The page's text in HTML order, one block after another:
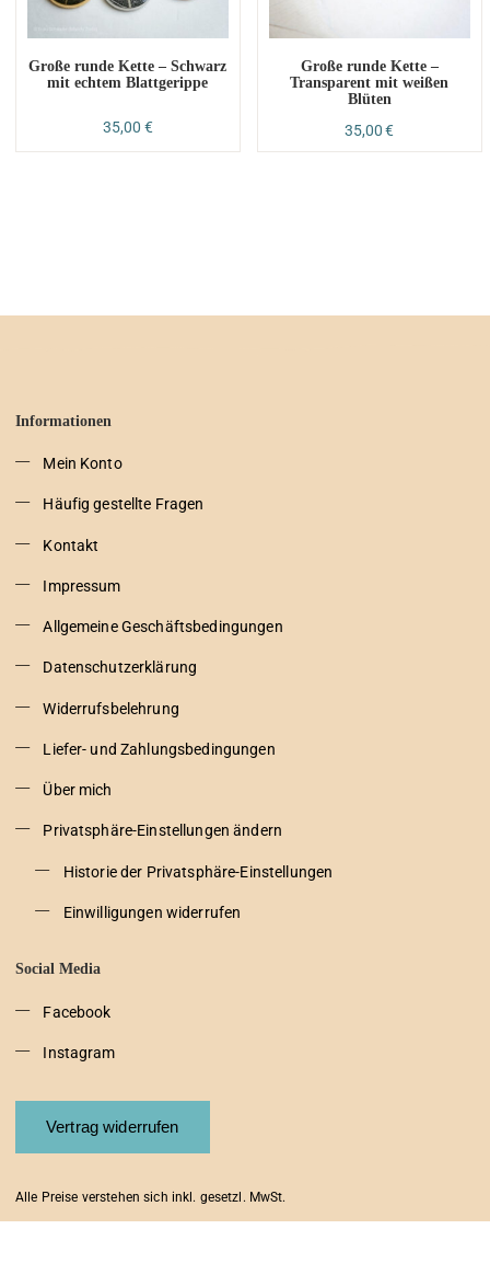
Große runde Kette – Schwarz
mit echtem Blattgerippe
35,00 €
Große runde Kette –
Transparent mit weißen
Blüten
35,00€
Informationen
Mein Konto
Häufig gestellte Fragen
Kontakt
Impressum
Allgemeine Geschäftsbedingungen
Datenschutzerklärung
Widerrufsbelehrung
Liefer- und Zahlungsbedingungen
Über mich
Privatsphäre-Einstellungen ändern
Historie der Privatsphäre-Einstellungen
Einwilligungen widerrufen
Social Media
Facebook
Instagram
Vertrag widerrufen
Alle Preise verstehen sich inkl. gesetzl. MwSt.